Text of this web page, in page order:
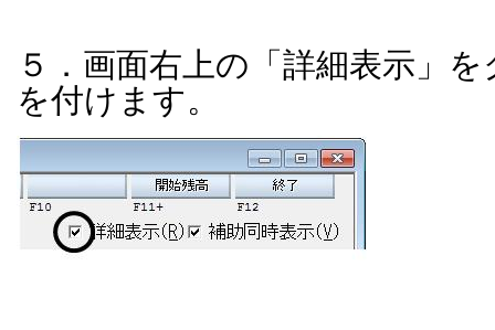
５．画面右上の「詳細表示」
を付けます。